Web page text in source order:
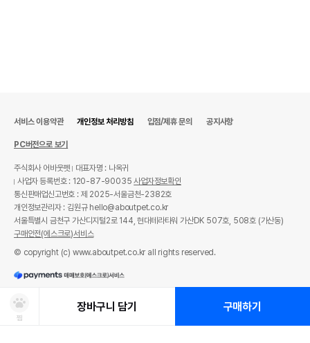
찜
장바구니 담기 구매하기
서비스 이용약관 개인정보 처리방침 입점/제휴 문의 공지사항
PC버전으로 보기
주식회사 어바웃펫
대표자명 : 나옥귀
사업자 등록번호 : 120-87-90035사업자정보확인
통신판매업신고번호 : 제 2025-서울금천-2382호
개인정보관리자 : 김원규 hello@aboutpet.co.kr
서울특별시 금천구 가산디지털2로 144, 현대테라타워 가산DK 507호, 508호 (가산동)
구매안전(에스크로)서비스
© copyright (c) www.aboutpet.co.kr all rights reserved.